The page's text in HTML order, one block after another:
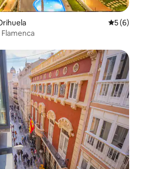
5 (6)
Flamenca